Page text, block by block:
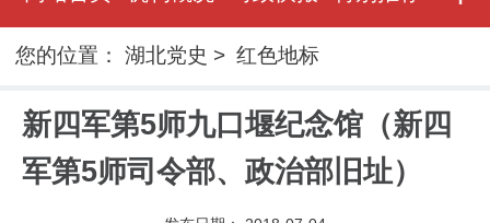
您的位置：湖北党史 >红色地标
新四军第5师九口堰纪念馆（新四
军第5师司令部、政治部旧址）